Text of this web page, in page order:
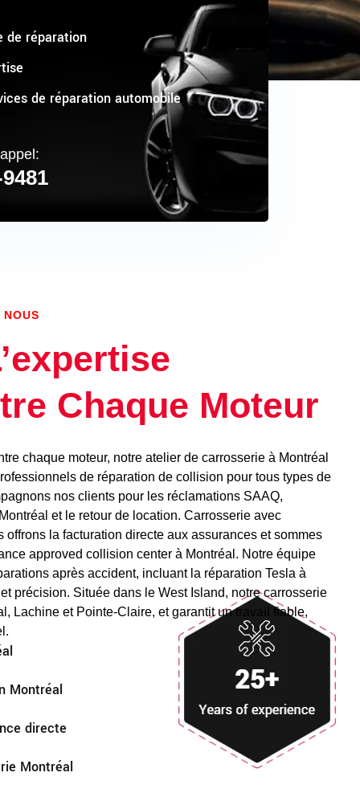
de réparation
de réparation automobile
Chaque Moteur
chaque moteur, notre atelier de carrosserie à Montréal
de réparation de collision pour tous types de
nos clients pour les réclamations SAAQ,
et le retour de location. Carrosserie avec
offrons la facturation directe aux assurances et sommes
approved collision center à Montréal. Notre équipe
après accident, incluant la réparation Tesla à
précision. Située dans le West Island, notre carrosserie
Lachine et Pointe-Claire, et garantit un travail fiable,
Montréal
directe
Montréal